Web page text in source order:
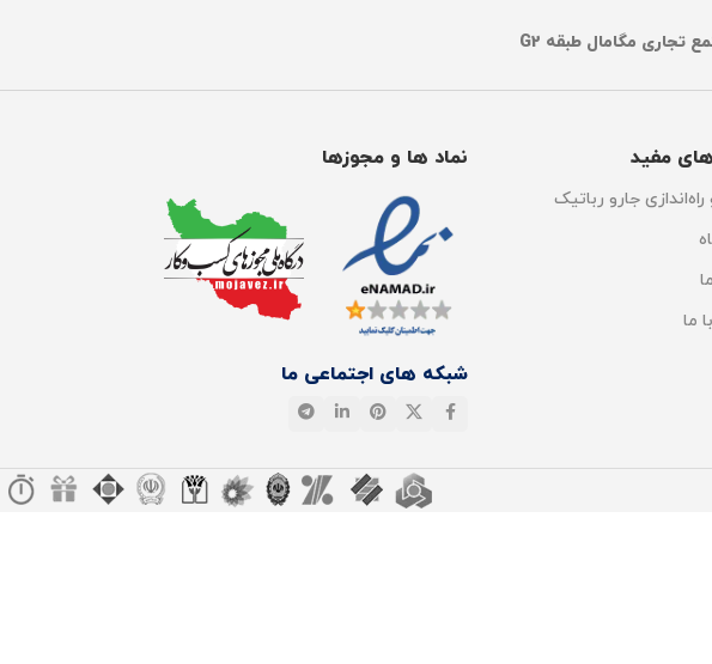
مفید
جارو رباتیک
ما
نماد ها و مجوزها
شبکه های اجتماعی ما